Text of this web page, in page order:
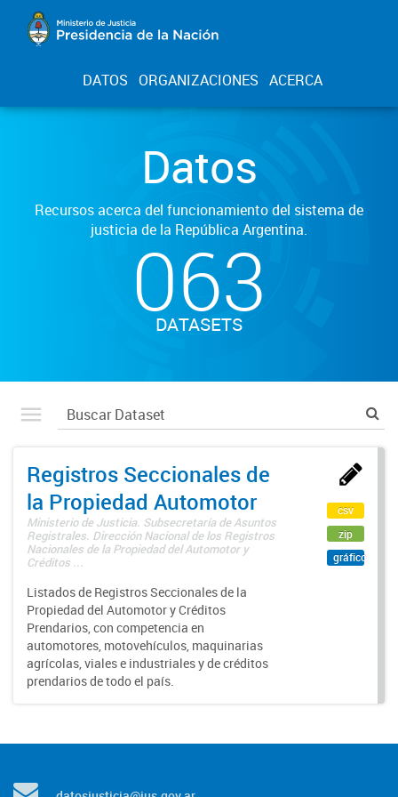
DATOS ORGANIZACIONES ACERCA
Datos
Recursos acerca del funcionamiento del sistema de
justicia de la República Argentina.
063
DATASETS
Registros Seccionales de
la Propiedad Automotor
Ministerio de Justicia. Subsecretaría de Asuntos
Registrales. Dirección Nacional de los Registros
Nacionales de la Propiedad del Automotor y
Créditos ...
Listados de Registros Seccionales de la
Propiedad del Automotor y Créditos
Prendarios, con competencia en
automotores, motovehículos, maquinarias
agrícolas, viales e industriales y de créditos
prendarios de todo el país.
csv
zip
gráfico